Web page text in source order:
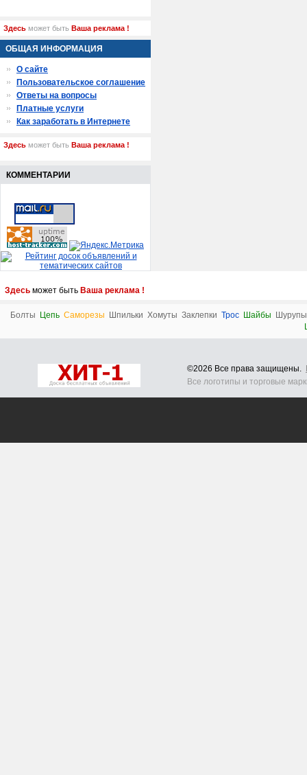
Здесь может быть Ваша реклама !
ОБЩАЯ ИНФОРМАЦИЯ
О сайте
Пользовательское соглашение
Ответы на вопросы
Платные услуги
Как заработать в Интернете
Здесь может быть Ваша реклама !
КОММЕНТАРИИ
Здесь может быть Ваша реклама !
Болты Цепь Саморезы Шпильки Хомуты Заклепки Трос Шайбы
Шурупы
©2026 Все права защищены.
Все логотипы и торговые